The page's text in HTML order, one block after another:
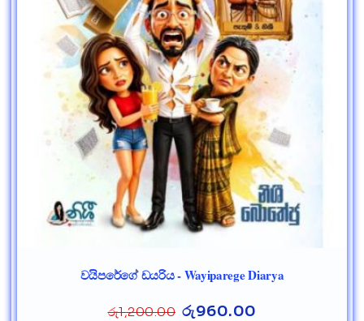
වයිපරේගේ ඩයරිය - Wayiparege Diarya
රු1,200.00 රු960.00